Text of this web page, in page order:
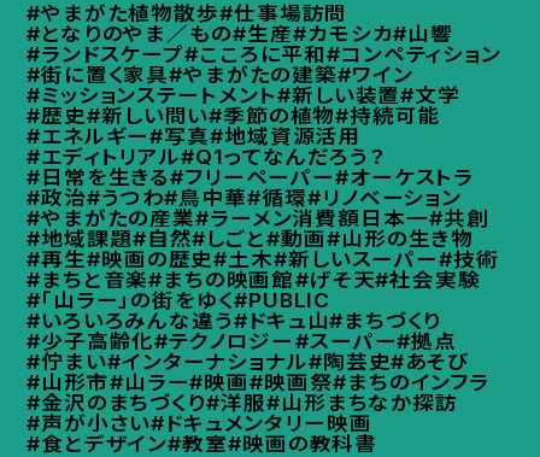
#やまがた植物散歩#仕事場訪問
#となりのやま／もの#生産#カモシカ#山響
#ランドスケープ#こころに平和#コンペティション
#街に置く家具#やまがたの建築#ワイン
#ミッションステートメント#新しい装置#文学
#歴史#新しい問い#季節の植物#持続可能
#エネルギー#写真#地域資源活用
#エディトリアル#Q1ってなんだろう？
#日常を生きる#フリーペーパー#オーケストラ
#政治#うつわ#鳥中華#循環#リノベーション
#やまがたの産業#ラーメン消費額日本一#共創
#地域課題#自然#しごと#動画#山形の生き物
#再生#映画の歴史#土木#新しいスーパー#技術
#まちと音楽#まちの映画館#げそ天#社会実験
#「山ラー」の街をゆく#PUBLIC
#いろいろみんな違う#ドキュ山#まちづくり
#少子高齢化#テクノロジー #スーパー#拠点
#佇まい#インターナショナル#陶芸史#あそび
#山形市#山ラー#映画#映画祭#まちのインフラ
#金沢のまちづくり#洋服#山形まちなか探訪
#声が小さい#ドキュメンタリー映画
#食とデザイン#教室#映画の教科書